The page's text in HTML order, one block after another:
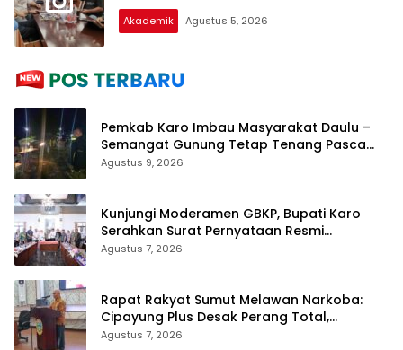
Akademik Agustus 5, 2026
Pemkab Karo Imbau Masyarakat Daulu –
Semangat Gunung Tetap Tenang Pasca
Penertiban Pungli
Agustus 9, 2026
Kunjungi Moderamen GBKP, Bupati Karo
Serahkan Surat Pernyataan Resmi
Penyerahan Aset RSUD Kabanjahe
Agustus 7, 2026
Rapat Rakyat Sumut Melawan Narkoba:
Cipayung Plus Desak Perang Total,
Generasi Muda Jadi Benteng Utama
Agustus 7, 2026